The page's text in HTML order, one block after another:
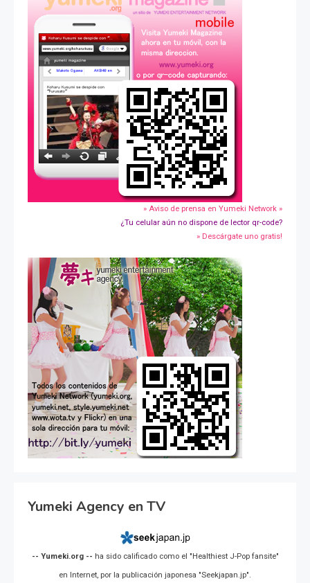
» Aviso de prensa en Yumeki Network »
¿Tu celular aún no dispone de lector qr-code?
» Descárgate uno gratis!
Yumeki Agency en TV
-- Yumeki.org -- ha sido calificado como el "Healthiest J-Pop fansite"
en Internet, por la publicación japonesa "Seekjapan.jp".